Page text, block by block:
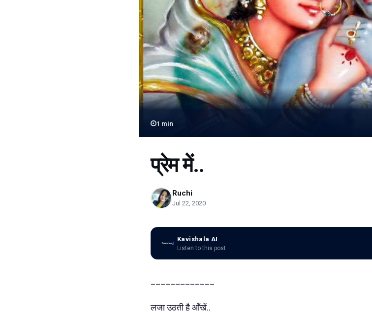
1 min
प्रेम में..
Ruchi
Jul 22, 2020
Kavishala AI
Listen to this post
लजा उठती है आँखें..